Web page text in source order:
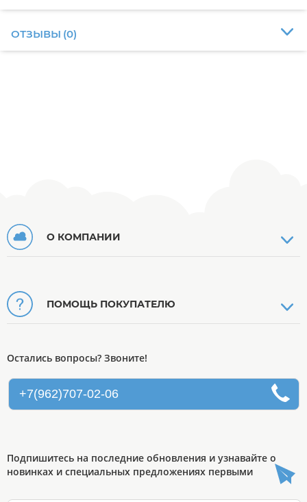
ОТЗЫВЫ (0)
О КОМПАНИИ
ПОМОЩЬ ПОКУПАТЕЛЮ
Остались вопросы? Звоните!
+7(962)707-02-06
Подпишитесь на последние обновления и узнавайте о
новинках и специальных предложениях первыми